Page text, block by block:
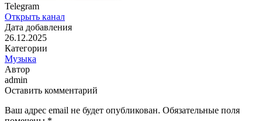
Telegram
Открыть канал
Дата добавления
26.12.2025
Категории
Музыка
Автор
admin
Оставить комментарий
Ваш адрес email не будет опубликован. Обязательные поля